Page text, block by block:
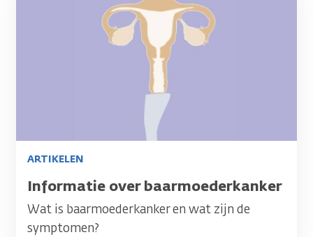
ARTIKELEN
Titel
Informatie over baarmoederkanker
Wat is baarmoederkanker en wat zijn de
symptomen?